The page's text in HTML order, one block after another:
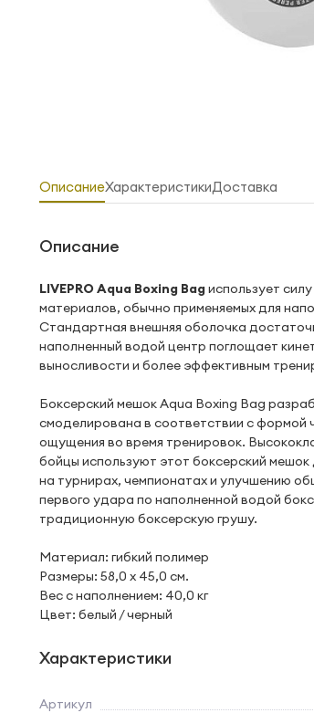
ОписаниеХарактеристикиДоставка
Описание
LIVEPRO Aqua Boxing Bagиспользует
материалов, обычно применяемых для
Стандартная внешняя оболочка
наполненный водой центр поглощает
выносливости и более эффективным
Боксерский мешок Aqua Boxing Bag
смоделирована в соответствии с формой
ощущения во время тренировок.
бойцы используют этот боксерский
на турнирах, чемпионатах и улучшению
первого удара по наполненной водой
традиционную боксерскую грушу.
Материал: гибкий полимер
Размеры: 58,0 x 45,0 см.
Вес с наполнением: 40,0 кг
Цвет: белый / черный
Характеристики
Артикул